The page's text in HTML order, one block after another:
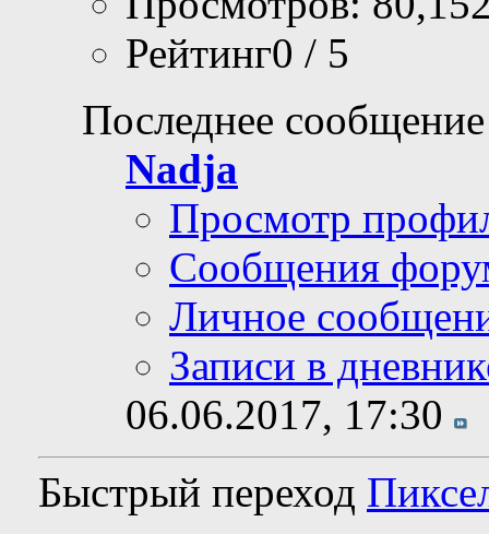
Рейтинг0 / 5
Последнее
Nadja
Просмотр
Сообщения
Личное
Записи в
06.06.2017, 17:30
Быстрый переход